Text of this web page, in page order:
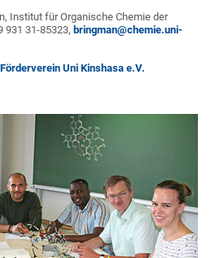
Institut für Organische Chemie der
931 31-85323, bringman@chemie.uni-
Uni Kinshasa e.V.